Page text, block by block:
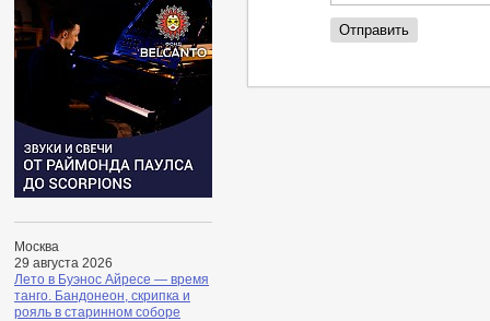
Москва
29 августа 2026
Лето в Буэнос Айресе — время
танго. Бандонеон, скрипка и
рояль в старинном соборе